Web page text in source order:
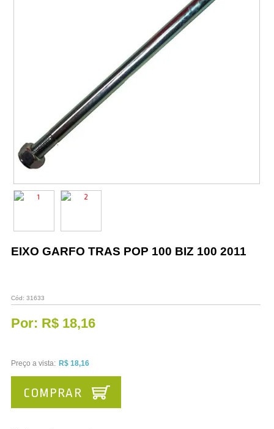
EIXO GARFO TRAS POP 100 BIZ 100 2011
Cód: 31633
Por: R$ 18,16
Preço a vista: R$ 18,16
COMPRAR